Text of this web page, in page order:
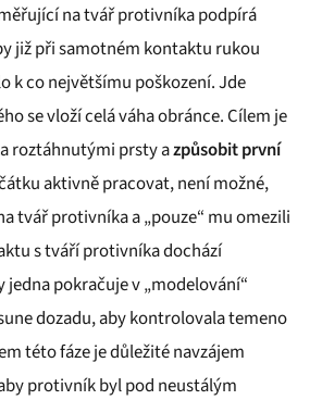
na tvář protivníka podpírá
již při samotném kontaktu rukou
k co největšímu poškození. Jde
se vloží celá váha obránce. Cílem je
roztáhnutými prsty azpůsobit první
aktivně pracovat, není možné,
tvář protivníka a „pouze“ mu omezili
s tváří protivníka dochází
pokračuje v „modelování“
dozadu, aby kontrolovala temeno
této fáze je důležité navzájem
protivník byl pod neustálým